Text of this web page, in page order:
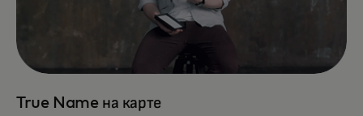
True Name на карте